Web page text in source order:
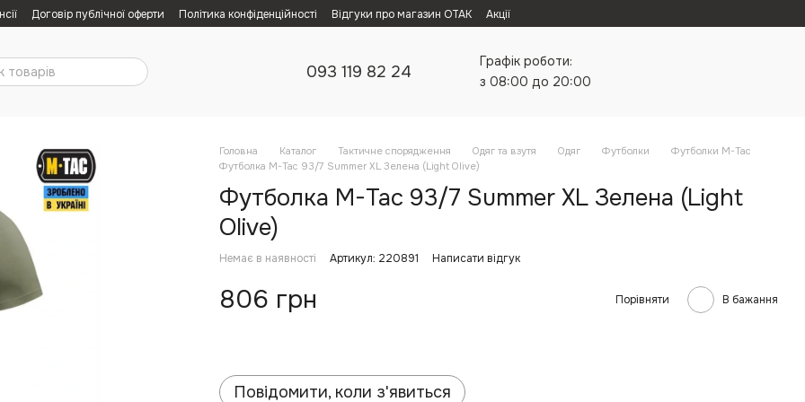
Договір публічної оферти Політика конфіденційності Відгуки про магазин ОТАК Акції
093 119 82 24
Графік роботи:
з 08:00 до 20:00
Головна Каталог Тактичне спорядження Одяг та взутя Одяг Футболки
Футболки M-Tac
Футболка M-Tac 93/7 Summer XL Зелена (Light Olive)
Футболка M-Tac 93/7 Summer XL Зелена (Light
Olive)
Немає в наявності Артикул: 220891 Написати відгук
806 грн Порівняти В бажання
Повідомити, коли з'явиться